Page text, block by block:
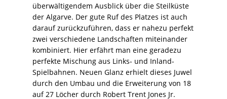
überwältigendem Ausblick über die Steilküste
der Algarve. Der gute Ruf des Platzes ist auch
darauf zurückzuführen, dass er nahezu perfekt
zwei verschiedene Landschaften miteinander
kombiniert. Hier erfährt man eine geradezu
perfekte Mischung aus Links- und Inland-
Spielbahnen. Neuen Glanz erhielt dieses Juwel
durch den Umbau und die Erweiterung von 18
auf 27 Löcher durch Robert Trent Jones Jr.